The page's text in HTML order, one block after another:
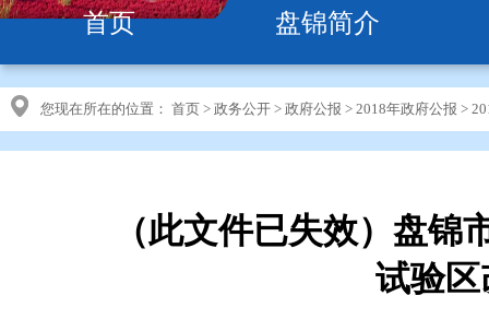
首页 盘锦简介
您现在所在的位置： 首页 > 政务公开 > 政府公报 > 2018年政府公报 >
（此文件已失效）盘
试验